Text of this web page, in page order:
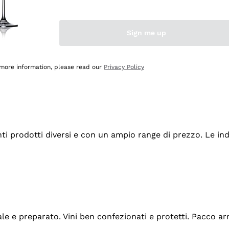
diversi e con un ampio range di prezzo. Le
e preparato. Vini ben confezionati e protetti. Pacco
Sign me up
information, please read our Privacy Policy